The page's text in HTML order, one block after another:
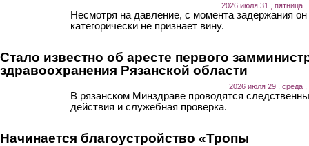
2026 июля 31 , пятница ,
Несмотря на давление, с момента задержания он
категорически не признает вину.
Стало известно об аресте первого
здравоохранения Рязанской области
2026 июля 29 , среда ,
В рязанском Минздраве проводятся
действия и служебная проверка.
Начинается благоустройство «Тропы